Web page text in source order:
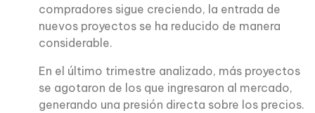
compradores sigue creciendo, la entrada de
nuevos proyectos se ha reducido de manera
considerable.
En el último trimestre analizado, más proyectos
se agotaron de los que ingresaron al mercado,
generando una presión directa sobre los precios.